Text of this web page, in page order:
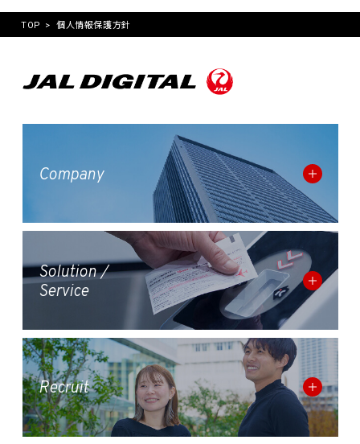
TOP > 個人情報保護方針
Company
Solution /
Service
Recruit